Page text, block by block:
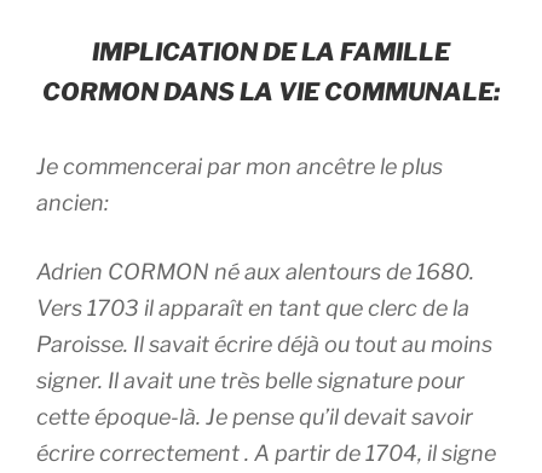
IMPLICATION DE LA FAMILLE
CORMON DANS LA VIE COMMUNALE:
Je commencerai par mon ancêtre le plus
ancien:
Adrien CORMON né aux alentours de 1680.
Vers 1703 il apparaît en tant que clerc de la
Paroisse. Il savait écrire déjà ou tout au moins
signer. Il avait une très belle signature pour
cette époque-là. Je pense qu’il devait savoir
écrire correctement . A partir de 1704, il signe